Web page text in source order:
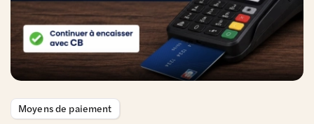
Moyens de paiement